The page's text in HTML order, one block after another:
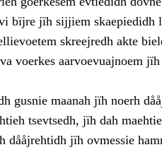
bïjre jïh sijjiem skaepiedidh
skreejredh akte
voerkes aarvoevuajnoem
gusnie maanah jïh noerh
tsevtsedh, jïh dah
dååjrehtidh jïh ovmessie